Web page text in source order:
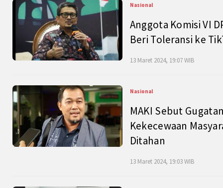
Nasional
Anggota Komisi VI
Beri Toleransi ke
13 Maret 2024, 19:07 WIB
Nasional
MAKI Sebut
Kekecewaan
Ditahan
13 Maret 2024, 19:03 WIB